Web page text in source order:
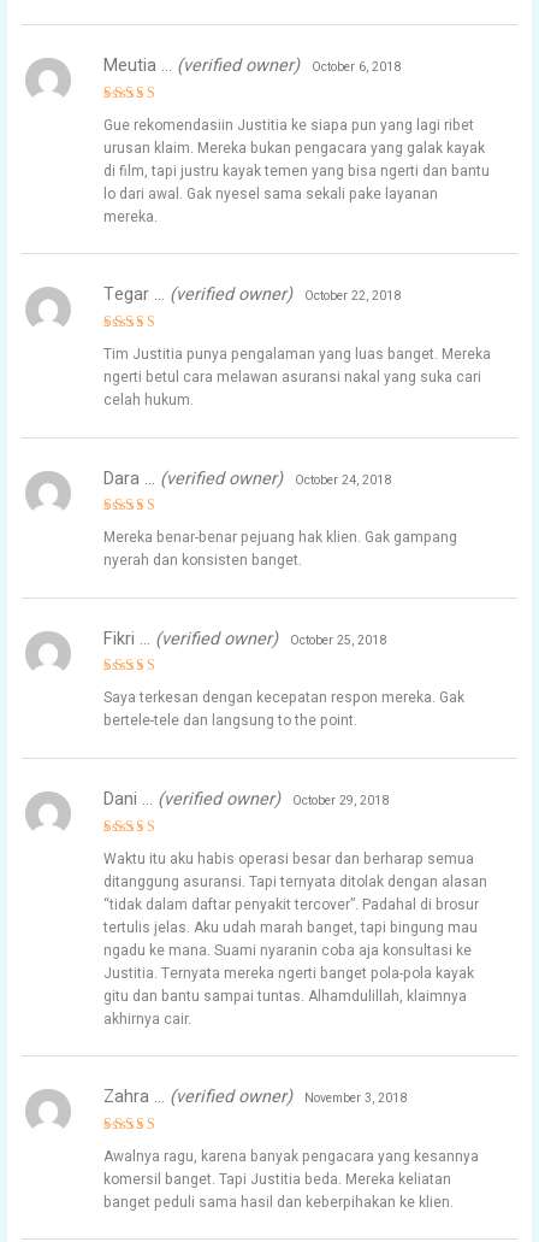
Rated
out of 5
Meutia … (verified owner) October 6, 2018
Gue rekomendasiin Justitia ke siapa pun yang lagi ribet
urusan klaim. Mereka bukan pengacara yang galak kayak
di film, tapi justru kayak temen yang bisa ngerti dan bantu
lo dari awal. Gak nyesel sama sekali pake layanan
mereka.
out of 5
Tegar … (verified owner) October 22, 2018
Tim Justitia punya pengalaman yang luas banget. Mereka
ngerti betul cara melawan asuransi nakal yang suka cari
celah hukum.
Rated
4
out of 5
Dara … (verified owner) October 24, 2018
Mereka benar-benar pejuang hak klien. Gak gampang
nyerah dan konsisten banget.
5
out of 5
Fikri … (verified owner) October 25, 2018
Saya terkesan dengan kecepatan respon mereka. Gak
bertele-tele dan langsung to the point.
out of 5
Dani … (verified owner) October 29, 2018
Waktu itu aku habis operasi besar dan berharap semua
ditanggung asuransi. Tapi ternyata ditolak dengan alasan
“tidak dalam daftar penyakit tercover”. Padahal di brosur
tertulis jelas. Aku udah marah banget, tapi bingung mau
ngadu ke mana. Suami nyaranin coba aja konsultasi ke
Justitia. Ternyata mereka ngerti banget pola-pola kayak
gitu dan bantu sampai tuntas. Alhamdulillah, klaimnya
akhirnya cair.
out of 5
Zahra … (verified owner) November 3, 2018
Awalnya ragu, karena banyak pengacara yang kesannya
komersil banget. Tapi Justitia beda. Mereka keliatan
banget peduli sama hasil dan keberpihakan ke klien.